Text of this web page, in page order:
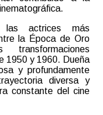
actrices más
la Época de Oro
1950 y 1960. Dueña
y profundamente
diversa y
constante del cine